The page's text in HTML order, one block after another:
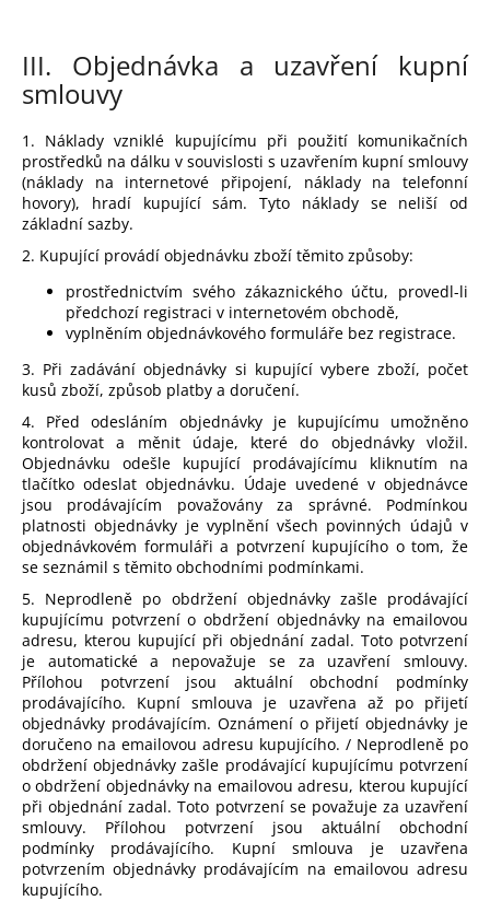
III. Objednávka a uzavření kupní
smlouvy
1. Náklady vzniklé kupujícímu při použití komunikačních
prostředků na dálku v souvislosti s uzavřením kupní smlouvy
(náklady na internetové připojení, náklady na telefonní
hovory), hradí kupující sám. Tyto náklady se neliší od
základní sazby.
2. Kupující provádí objednávku zboží těmito způsoby:
prostřednictvím svého zákaznického účtu, provedl-li
předchozí registraci v internetovém obchodě,
vyplněním objednávkového formuláře bez registrace.
3. Při zadávání objednávky si kupující vybere zboží, počet
kusů zboží, způsob platby a doručení.
4. Před odesláním objednávky je kupujícímu umožněno
kontrolovat a měnit údaje, které do objednávky vložil.
Objednávku odešle kupující prodávajícímu kliknutím na
tlačítko odeslat objednávku. Údaje uvedené v objednávce
jsou prodávajícím považovány za správné. Podmínkou
platnosti objednávky je vyplnění všech povinných údajů v
objednávkovém formuláři a potvrzení kupujícího o tom, že
se seznámil s těmito obchodními podmínkami.
5. Neprodleně po obdržení objednávky zašle prodávající
kupujícímu potvrzení o obdržení objednávky na emailovou
adresu, kterou kupující při objednání zadal. Toto potvrzení
je automatické a nepovažuje se za uzavření smlouvy.
Přílohou potvrzení jsou aktuální obchodní podmínky
prodávajícího. Kupní smlouva je uzavřena až po přijetí
objednávky prodávajícím. Oznámení o přijetí objednávky je
doručeno na emailovou adresu kupujícího. / Neprodleně po
obdržení objednávky zašle prodávající kupujícímu potvrzení
o obdržení objednávky na emailovou adresu, kterou kupující
při objednání zadal. Toto potvrzení se považuje za uzavření
smlouvy. Přílohou potvrzení jsou aktuální obchodní
podmínky prodávajícího. Kupní smlouva je uzavřena
potvrzením objednávky prodávajícím na emailovou adresu
kupujícího.